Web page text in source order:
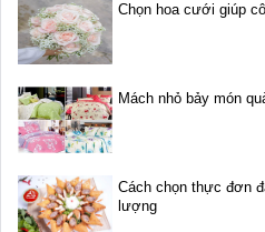
Chọn hoa cưới giúp
Mách nhỏ bảy món
Cách chọn thực đơn
lượng